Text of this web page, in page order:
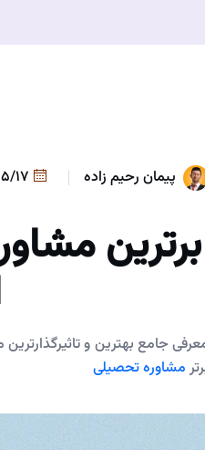
پیمان رحیم زاده
برترین
جامع بهترین و
مشاوره تحصیلی